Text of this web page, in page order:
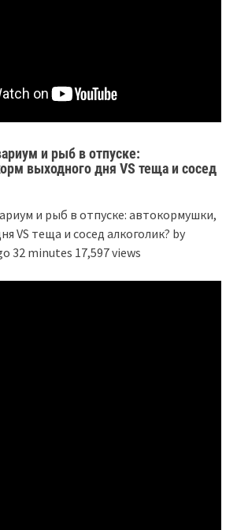
и рыб в отпуске:
выходного дня VS теща и сосед
и рыб в отпуске: автокормушки,
VS теща и сосед алкоголик? by
32 minutes 17,597 views